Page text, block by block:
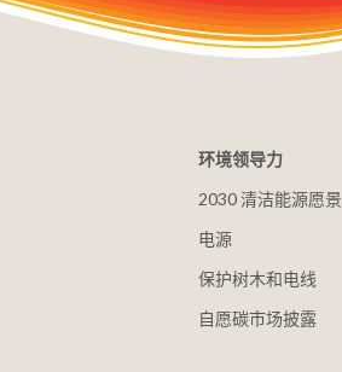
环境领导力
2030 清洁能源愿景
电源
保护树木和电线
自愿碳市场披露